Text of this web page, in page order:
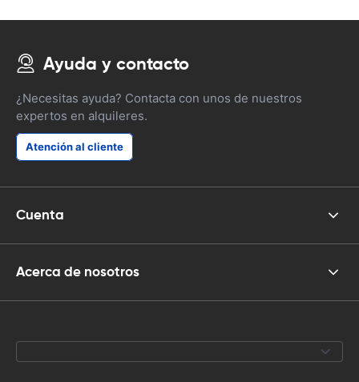
Ayuda y contacto
¿Necesitas ayuda? Contacta con unos de nuestros
expertos en alquileres.
Atención al cliente
Cuenta
Acerca de nosotros